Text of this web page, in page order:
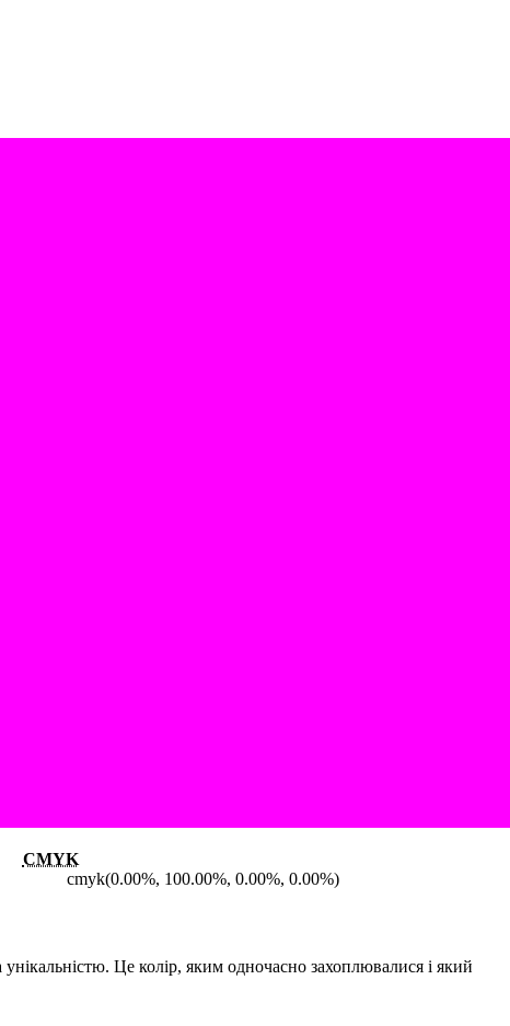
CMYK
cmyk(0.00%, 100.00%, 0.00%, 0.00%)
Це колір, яким одночасно захоплювалися і який